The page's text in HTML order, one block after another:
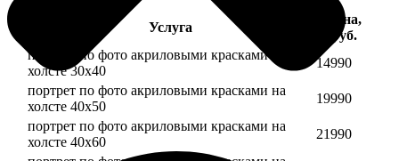
Услуга
Цена,
руб.
портрет по фото акриловыми красками на
холсте 30х40
14990
портрет по фото акриловыми красками на
холсте 40х50
19990
портрет по фото акриловыми красками на
холсте 40х60
21990